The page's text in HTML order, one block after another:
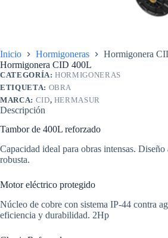
Inicio Hormigoneras
Hormigonera
Hormigonera CID 400L
CATEGORÍA:HORMIGONERAS
ETIQUETA: OBRA
MARCA: CID, HERMASUR
Descripción
Tambor de 400L reforzado
Capacidad ideal para obras intensas.
robusta.
Motor eléctrico protegido
Núcleo de cobre con sistema IP-44 contra
eficiencia y durabilidad. 2Hp